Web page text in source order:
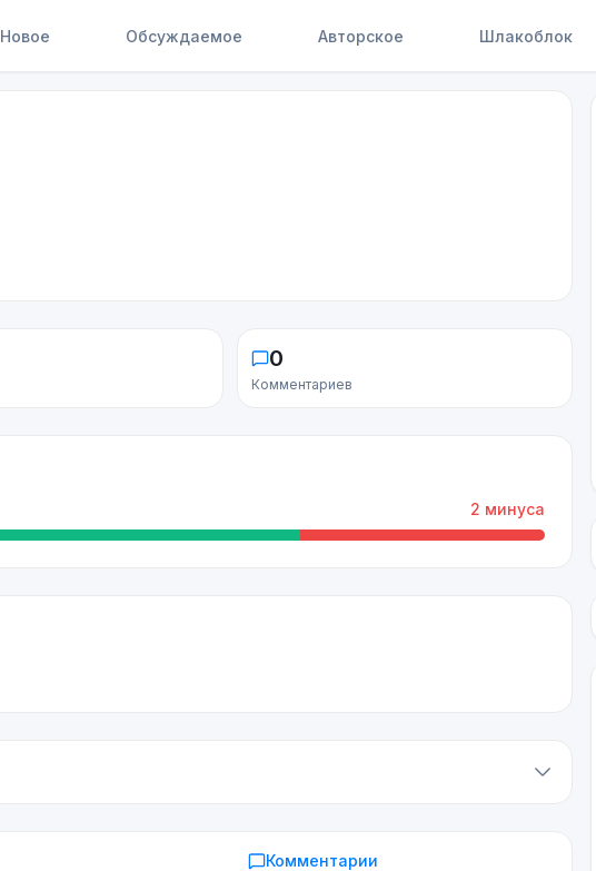
Новое Обсуждаемое Авторское Шлакоблок
0
Комментариев
2 минуса
Комментарии